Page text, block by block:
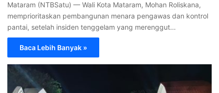
Mataram (NTBSatu) — Wali Kota Mataram, Mohan Roliskana,
memprioritaskan pembangunan menara pengawas dan kontrol
pantai, setelah insiden tenggelam yang merenggut…
Baca Lebih Banyak »